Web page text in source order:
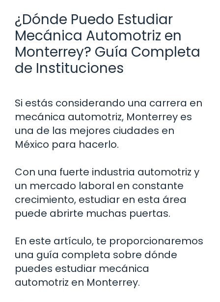
¿Dónde Puedo Estudiar
Mecánica Automotriz en
Monterrey? Guía Completa
de Instituciones
Si estás considerando una carrera en
mecánica automotriz, Monterrey es
una de las mejores ciudades en
México para hacerlo.
Con una fuerte industria automotriz y
un mercado laboral en constante
crecimiento, estudiar en esta área
puede abrirte muchas puertas.
En este artículo, te proporcionaremos
una guía completa sobre dónde
puedes estudiar mecánica
automotriz en Monterrey.